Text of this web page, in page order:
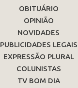
OBITUÁRIO
OPINIÃO
NOVIDADES
PUBLICIDADES LEGAIS
EXPRESSÃO PLURAL
COLUNISTAS
TV BOM DIA